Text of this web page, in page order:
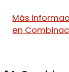
Más
en